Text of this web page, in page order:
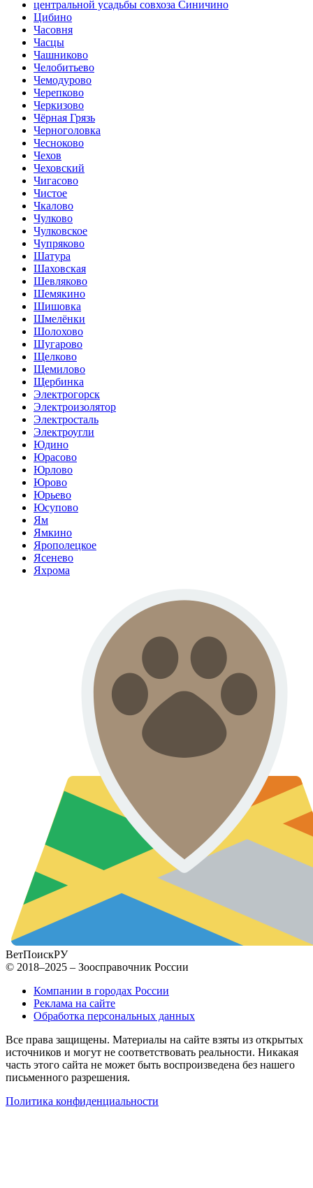
центральной усадьбы совхоза Синичино
Цибино
Часовня
Часцы
Чашниково
Челобитьево
Чемодурово
Черепково
Черкизово
Чёрная Грязь
Черноголовка
Чесноково
Чехов
Чеховский
Чигасово
Чистое
Чкалово
Чулково
Чулковское
Чупряково
Шатура
Шаховская
Шевляково
Шемякино
Шишовка
Шмелёнки
Шолохово
Шугарово
Щелково
Щемилово
Щербинка
Электрогорск
Электроизолятор
Электросталь
Электроугли
Юдино
Юрасово
Юрлово
Юрово
Юрьево
Юсупово
Ям
Ямкино
Ярополецкое
Ясенево
Яхрома
ВетПоискРУ
© 2018–2025 – Зоосправочник России
Компании в городах России
Реклама на сайте
Обработка персональных данных
Все права защищены. Материалы на сайте взяты из открытых
источников и могут не соответствовать реальности. Никакая
часть этого сайта не может быть воспроизведена без нашего
письменного разрешения.
Политика конфиденциальности